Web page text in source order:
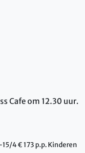
Cafe om 12.30 uur.
4 € 173 p.p. Kinderen